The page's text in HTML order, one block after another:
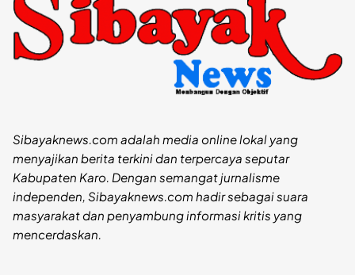
Sibayaknews.com adalah media online lokal yang
menyajikan berita terkini dan terpercaya seputar
Kabupaten Karo. Dengan semangat jurnalisme
independen, Sibayaknews.com hadir sebagai suara
masyarakat dan penyambung informasi kritis yang
mencerdaskan.